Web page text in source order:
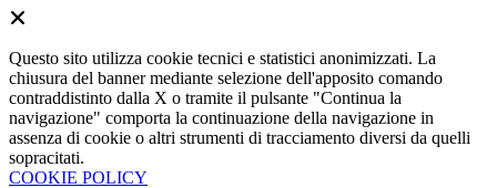
Questo sito utilizza cookie tecnici e statistici anonimizzati. La
chiusura del banner mediante selezione dell'apposito comando
contraddistinto dalla X o tramite il pulsante "Continua la
navigazione" comporta la continuazione della navigazione in
assenza di cookie o altri strumenti di tracciamento diversi da quelli
sopracitati.
COOKIE POLICY